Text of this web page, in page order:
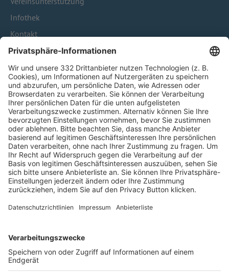
Infothek
Kontakt
HÄUFIG BESUCHTE SEITEN
Pässe und Vereinswechsel
Trainerausbildung
Schulungsangebot Vereinsmitarbeiter
BFV-Geschäftsstellen
Trainerbörse
Login SpielPlus
FOLGE DEM BFV
TOP-VEREINE